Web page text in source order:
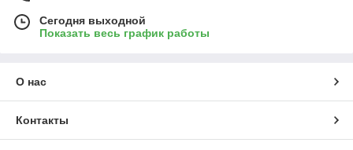
Сегодня выходной
Показать весь график работы
О нас
Контакты